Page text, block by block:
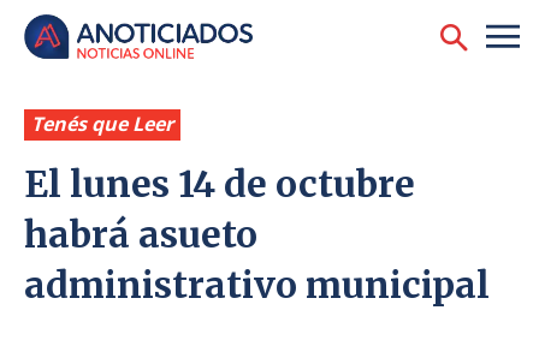
Tenés que Leer
El lunes 14 de octubre
habrá asueto
administrativo municipal